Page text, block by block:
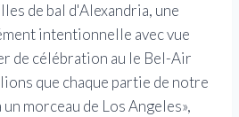
de bal d'Alexandria, une
intentionnelle avec vue
de célébration au le Bel-Air
que chaque partie de notre
morceau de Los Angeles»,